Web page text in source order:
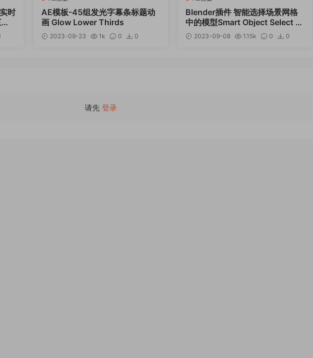
时
AE模板-45组发光字幕条标题动
画 Glow Lower Thirds
2023-09-23 1k 0
0
Blender插件 智能选择场景网格
中的模型Smart Object Select v
2.22023-09-08 1.15k 0
0
请先 登录